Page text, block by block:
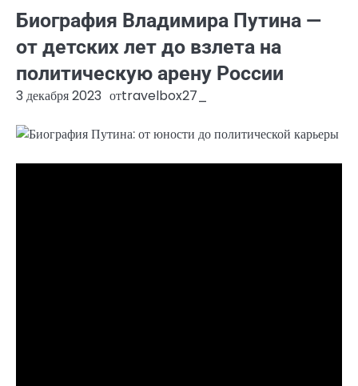
Биография Владимира Путина —
от детских лет до взлета на
политическую арену России
3 декабря 2023 отtravelbox27_